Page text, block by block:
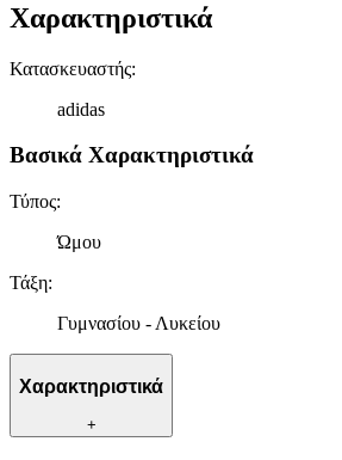
Χαρακτηριστικά
Κατασκευαστής:
adidas
Βασικά Χαρακτηριστικά
Τύπος:
Ώμου
Τάξη:
Γυμνασίου - Λυκείου
Χαρακτηριστικά
+